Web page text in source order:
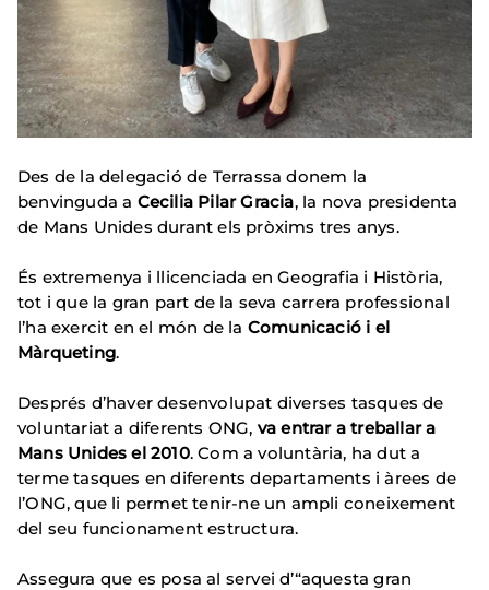
Des de la delegació de Terrassa donem la
benvinguda a Cecilia Pilar Gracia, la nova presidenta
de Mans Unides durant els pròxims tres anys.
És extremenya i llicenciada en Geografia i Història,
tot i que la gran part de la seva carrera professional
l’ha exercit en el món de la Comunicació i el
Màrqueting.
Després d’haver desenvolupat diverses tasques de
voluntariat a diferents ONG, va entrar a treballar a
Mans Unides el 2010. Com a voluntària, ha dut a
terme tasques en diferents departaments i àrees de
l’ONG, que li permet tenir-ne un ampli coneixement
del seu funcionament estructura.
Assegura que es posa al servei d’“aquesta gran